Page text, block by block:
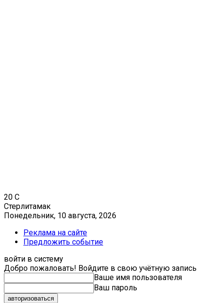
20 C
Стерлитамак
Понедельник, 10 августа, 2026
Реклама на сайте
Предложить событие
войти в систему
Добро пожаловать! Войдите в свою учётную запись
Ваше имя пользователя
Ваш пароль